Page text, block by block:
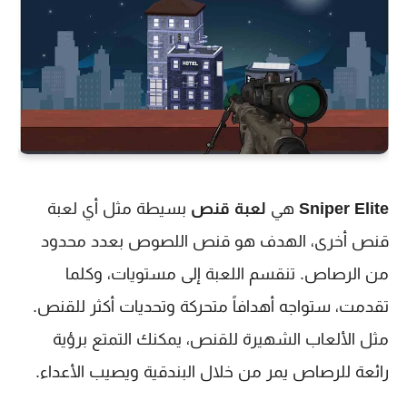
Sniper Elite هي لعبة قنص بسيطة مثل أي لعبة
قنص أخرى، الهدف هو قنص اللصوص بعدد محدود
من الرصاص. تنقسم اللعبة إلى مستويات، وكلما
تقدمت، ستواجه أهدافاً متحركة وتحديات أكثر للقنص.
مثل الألعاب الشهيرة للقنص، يمكنك التمتع برؤية
رائعة للرصاص يمر من خلال البندقية ويصيب الأعداء.